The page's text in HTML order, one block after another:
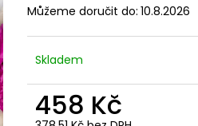
Můžeme doručit do: 10.8.2026
Skladem
458 Kč
S TANEC SLUNCE -